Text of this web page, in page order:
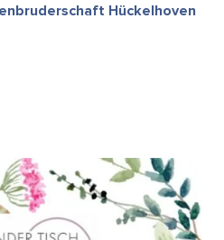
Hückelhoven